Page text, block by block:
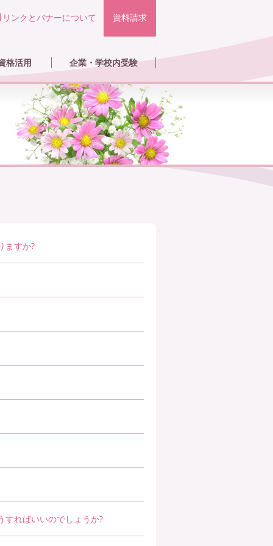
座
格活用
クセラピーの活用と仕事
者の声
クセラピスト紹介
登録・認定講師
企業・学校内受験
リンクとバナーについて 資料請求
ますか?
すればいいのでしょうか?